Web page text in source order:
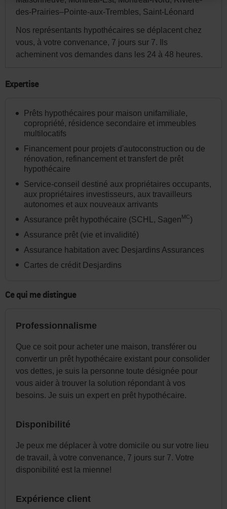
des-Prairies–Pointe-aux-Trembles, Saint-Léonard
Nos représentants hypothécaires se déplacent chez
vous, à votre convenance, 7 jours sur 7. Ils
acheminent vos demandes dans les 24 à 48 heures.
Expertise
Prêts hypothécaires pour maison unifamiliale,
copropriété, résidence secondaire et immeubles
multilocatifs
Financement pour projets d'autoconstruction ou de
rénovation, refinancement et transfert de prêt
hypothécaire
Service-conseil destiné aux propriétaires occupants,
aux propriétaires investisseurs, aux travailleurs
autonomes et aux nouveaux arrivants
Assurance prêt hypothécaire (SCHL, SagenMC)
Assurance prêt (vie et invalidité)
Assurance habitation avec Desjardins Assurances
Cartes de crédit Desjardins
Ce qui me distingue
Professionnalisme
Que ce soit pour acheter une maison, transférer ou
convertir un prêt hypothécaire existant pour consolider
vos dettes, je suis la personne toute désignée pour
vous aider à trouver la solution répondant à vos
besoins. Je suis un expert en prêt hypothécaire.
Disponibilité
Je peux me déplacer à votre domicile ou sur votre lieu
de travail, à votre convenance, 7 jours sur 7. Votre
disponibilité est la mienne!
Expérience client
site.
Par
la
suite,
vous
choix
de
province
ou
et
la
langue
dans
l'en-
tête
la
page
au
besoin.